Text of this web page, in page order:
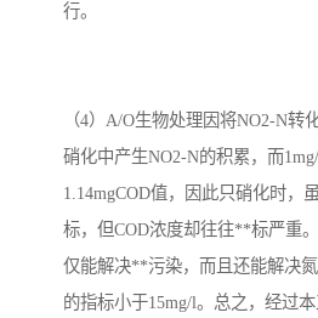
行。
（4）A/O生物处理因将NO2-N转
硝化中产生NO2-N的积累，而
1.14mgCOD值，因此只硝化时，
标，但COD浓度却往往**标严重
仅能解决**污染，而且还能解决
的指标小于15mg/l。总之，经过